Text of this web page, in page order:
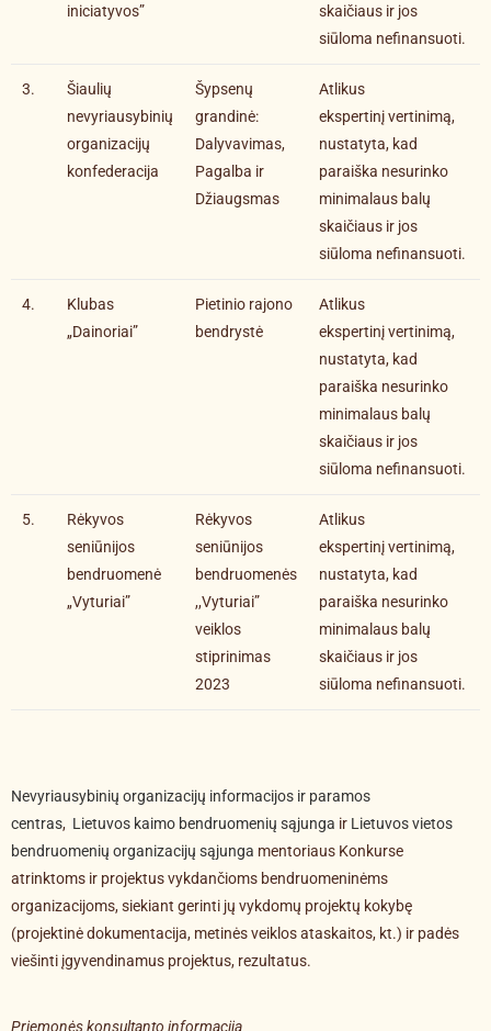
iniciatyvos”
skaičiaus ir jos
siūloma nefinansuoti.
3.
Šiaulių
nevyriausybinių
organizacijų
konfederacija
Šypsenų
grandinė:
Dalyvavimas,
Pagalba ir
Džiaugsmas
Atlikus
ekspertinį vertinimą,
nustatyta, kad
paraiška nesurinko
minimalaus balų
skaičiaus ir jos
siūloma nefinansuoti.
4.
Klubas
„Dainoriai”
Pietinio rajono
bendrystė
Atlikus
ekspertinį vertinimą,
nustatyta, kad
paraiška nesurinko
minimalaus balų
skaičiaus ir jos
siūloma nefinansuoti.
5.
Rėkyvos
seniūnijos
bendruomenė
„Vyturiai”
Rėkyvos
seniūnijos
bendruomenės
,,Vyturiai”
veiklos
stiprinimas
2023
Atlikus
ekspertinį vertinimą,
nustatyta, kad
paraiška nesurinko
minimalaus balų
skaičiaus ir jos
siūloma nefinansuoti.
Nevyriausybinių organizacijų informacijos ir paramos
centras, Lietuvos kaimo bendruomenių sąjunga ir Lietuvos vietos
bendruomenių organizacijų sąjunga mentoriaus Konkurse
atrinktoms ir projektus vykdančioms bendruomeninėms
organizacijoms, siekiant gerinti jų vykdomų projektų kokybę
(projektinė dokumentacija, metinės veiklos ataskaitos, kt.) ir padės
viešinti įgyvendinamus projektus, rezultatus.
Priemonės konsultanto informacija